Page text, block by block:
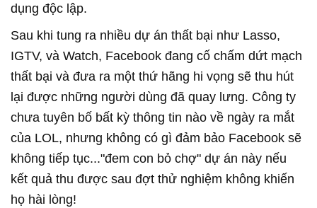
dụng độc lập.
Sau khi tung ra nhiều dự án thất bại như Lasso,
IGTV, và Watch, Facebook đang cố chấm dứt mạch
thất bại và đưa ra một thứ hãng hi vọng sẽ thu hút
lại được những người dùng đã quay lưng. Công ty
chưa tuyên bố bất kỳ thông tin nào về ngày ra mắt
của LOL, nhưng không có gì đảm bảo Facebook sẽ
không tiếp tục..."đem con bỏ chợ" dự án này nếu
kết quả thu được sau đợt thử nghiệm không khiến
họ hài lòng!